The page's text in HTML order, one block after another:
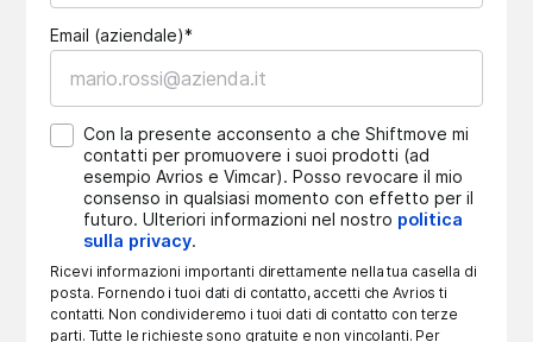
Email (aziendale)*
Con la presente acconsento a che Shiftmove mi
contatti per promuovere i suoi prodotti (ad
esempio Avrios e Vimcar). Posso revocare il mio
consenso in qualsiasi momento con effetto per il
futuro. Ulteriori informazioni nel nostro politica
sulla privacy.
Ricevi informazioni importanti direttamente nella tua casella di
posta. Fornendo i tuoi dati di contatto, accetti che Avrios ti
contatti. Non condivideremo i tuoi dati di contatto con terze
parti. Tutte le richieste sono gratuite e non vincolanti. Per